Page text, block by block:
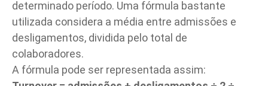
determinado período. Uma fórmula bastante
utilizada considera a média entre admissões e
desligamentos, dividida pelo total de
colaboradores.
A fórmula pode ser representada assim: